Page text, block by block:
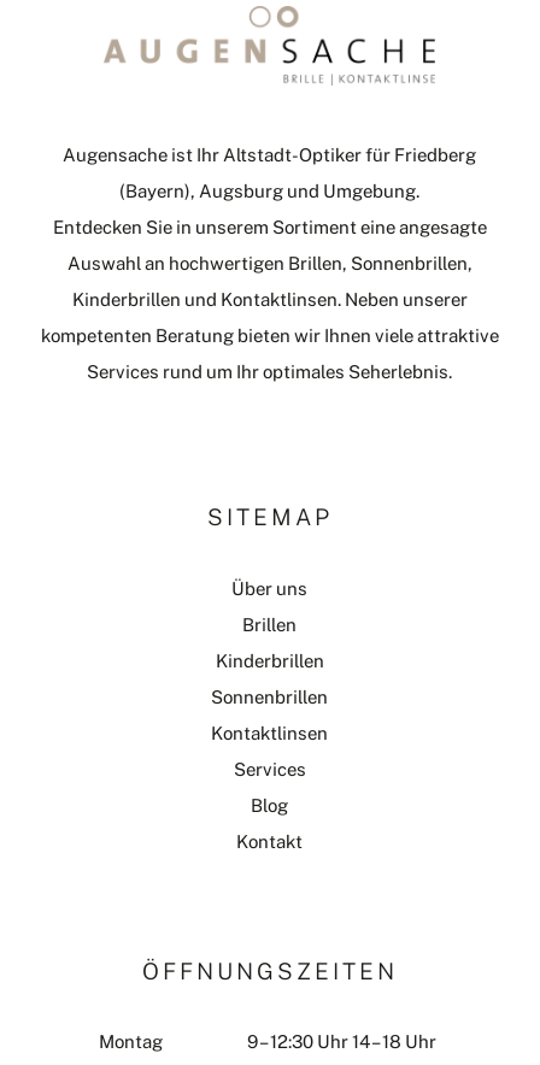
Augensache ist Ihr Altstadt-Optiker für Friedberg
(Bayern), Augsburg und Umgebung.
Entdecken Sie in unserem Sortiment eine angesagte
Auswahl an hochwertigen Brillen, Sonnenbrillen,
Kinderbrillen und Kontaktlinsen. Neben unserer
kompetenten Beratung bieten wir Ihnen viele attraktive
Services rund um Ihr optimales Seherlebnis.
SITEMAP
Über uns
Brillen
Kinderbrillen
Sonnenbrillen
Kontaktlinsen
Services
Blog
Kontakt
ÖFFNUNGSZEITEN
Montag
9 – 12:30 Uhr 14 – 18 Uhr